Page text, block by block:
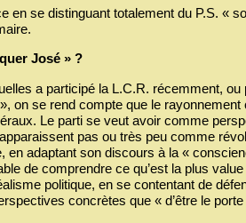
en se distinguant totalement du P.S. «
José » ?
a participé la L.C.R. récemment, ou
on se rend compte que le rayonnement
Le parti se veut avoir comme
pas ou très peu comme
en adaptant son discours à la «
de comprendre ce qu’est la plus
politique, en se contentant de
concrètes que « d’être le